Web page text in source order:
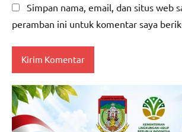
Simpan nama, email, dan situs web
peramban ini untuk komentar saya